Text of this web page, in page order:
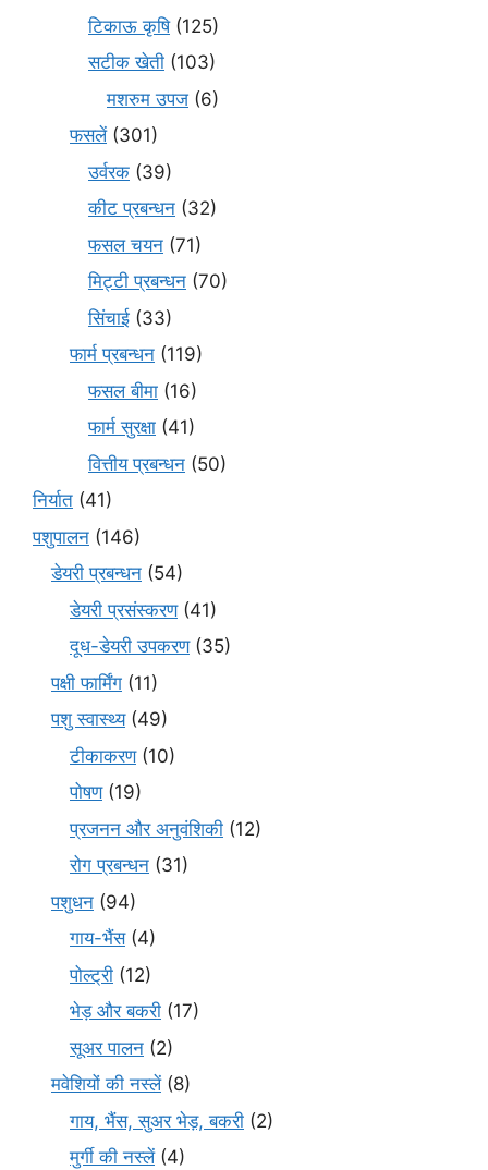
टिकाऊ कृषि(125)
सटीक खेती (103)
मशरुम उपज (6)
फसलें(301)
उर्वरक (39)
कीट प्रबन्धन (32)
फसल चयन (71)
मि‌ट्टी प्रबन्धन (70)
सिंचाई (33)
फार्म प्रबन्धन (119)
फसल बीमा (16)
फार्म सुरक्षा (41)
वित्तीय प्रबन्धन (50)
निर्यात (41)
पशुपालन (146)
डेयरी प्रबन्धन (54)
डेयरी प्रसंस्करण(41)
दूध-डेयरी उपकरण(35)
पक्षी फार्मिंग (11)
पशु स्वास्थ्य(49)
टीकाकरण(10)
पोषण(19)
प्रजनन और अनुवंशिकी (12)
रोग प्रबन्धन (31)
पशुधन (94)
गाय-भैंस(4)
पोल्ट्री (12)
भेड़ और बकरी (17)
सूअर पालन (2)
मवेशियों की नस्लें(8)
गाय, भैंस, सुअर भेड़, बकरी (2)
मुर्गी की नस्लें(4)